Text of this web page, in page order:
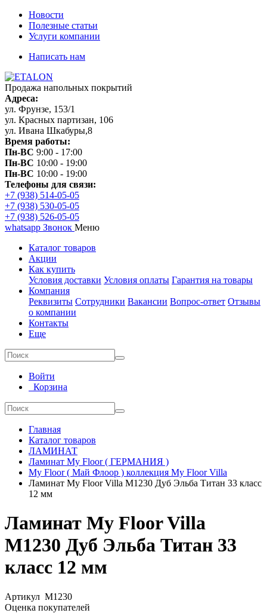
Новости
Полезные статьи
Услуги компании
Написать нам
Продажа напольных покрытий
Адреса:
ул. Фрунзе, 153/1
ул. Красных партизан, 106
ул. Ивана Шкабуры,8
Время работы:
Пн-ВС 9:00 - 17:00
Пн-ВС 10:00 - 19:00
Пн-ВС 10:00 - 19:00
Телефоны для связи:
+7 (938) 514-05-05
+7 (938) 530-05-05
+7 (938) 526-05-05
whatsapp Звонок Меню
Каталог товаров
Акции
Как купить
Условия доставки Условия оплаты Гарантия на товары
Компания
Реквизиты Сотрудники Вакансии Вопрос-ответ Отзывы
о компании
Контакты
Еще
Войти
Корзина
Главная
Каталог товаров
ЛАМИНАТ
Ламинат My Floor ( ГЕРМАНИЯ )
My Floor ( Май Флоор ) коллекция My Floor Villa
Ламинат My Floor Villa M1230 Дуб Эльба Титан 33 класс
12 мм
Ламинат My Floor Villa
M1230 Дуб Эльба Титан 33
класс 12 мм
Артикул M1230
Оценка покупателей